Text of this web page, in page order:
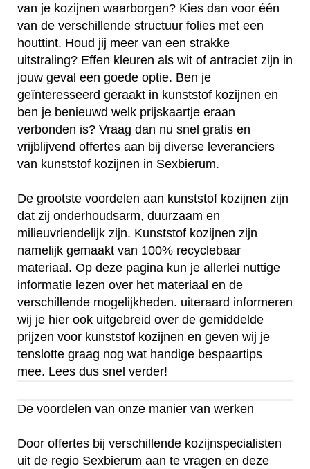
van je kozijnen waarborgen? Kies dan voor één
van de verschillende structuur folies met een
houttint. Houd jij meer van een strakke
uitstraling? Effen kleuren als wit of antraciet zijn in
jouw geval een goede optie. Ben je
geïnteresseerd geraakt in kunststof kozijnen en
ben je benieuwd welk prijskaartje eraan
verbonden is? Vraag dan nu snel gratis en
vrijblijvend offertes aan bij diverse leveranciers
van kunststof kozijnen in Sexbierum.
De grootste voordelen aan kunststof kozijnen zijn
dat zij onderhoudsarm, duurzaam en
milieuvriendelijk zijn. Kunststof kozijnen zijn
namelijk gemaakt van 100% recyclebaar
materiaal. Op deze pagina kun je allerlei nuttige
informatie lezen over het materiaal en de
verschillende mogelijkheden. uiteraard informeren
wij je hier ook uitgebreid over de gemiddelde
prijzen voor kunststof kozijnen en geven wij je
tenslotte graag nog wat handige bespaartips
mee. Lees dus snel verder!
De voordelen van onze manier van werken
Door offertes bij verschillende kozijnspecialisten
uit de regio Sexbierum aan te vragen en deze